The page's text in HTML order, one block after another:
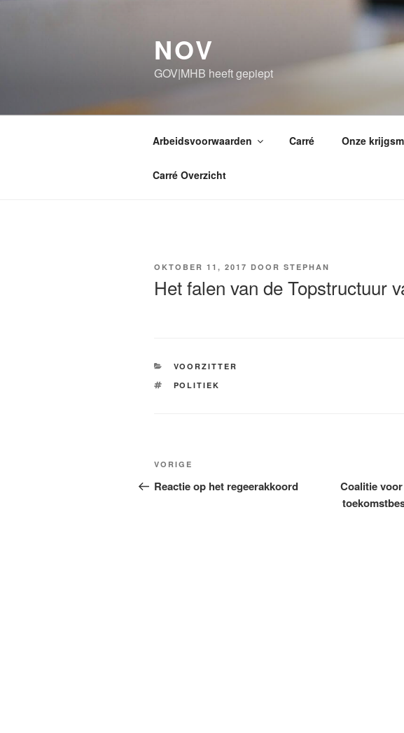
NOV
GOV|MHB heeft gepiept
Arbeidsvoorwaarden Carré Onze
Carré Overzicht
GEPLAATST
OKTOBER 11, 2017 DOOR STEPHAN
Het falen van de Topstructuur
CATEGORIEËN
VOORZITTER
TAGS
POLITIEK
Bericht
navigatie
Vorig
bericht
VORIGE
Reactie op het regeerakkoord
Coalitie